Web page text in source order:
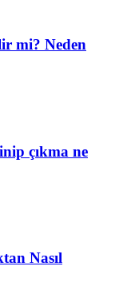
mi? Neden
çıkma ne
Nasıl